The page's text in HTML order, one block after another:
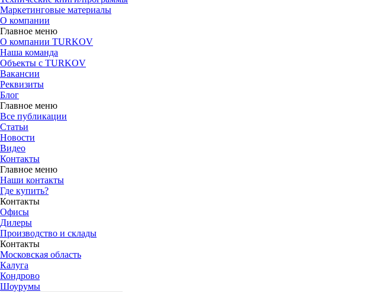
Маркетинговые материалы
О компании
Главное меню
О компании TURKOV
Наша команда
Объекты с TURKOV
Вакансии
Реквизиты
Блог
Главное меню
Все публикации
Статьи
Новости
Видео
Контакты
Главное меню
Наши контакты
Где купить?
Контакты
Офисы
Дилеры
Производство и склады
Контакты
Московская область
Калуга
Кондрово
Шоурумы